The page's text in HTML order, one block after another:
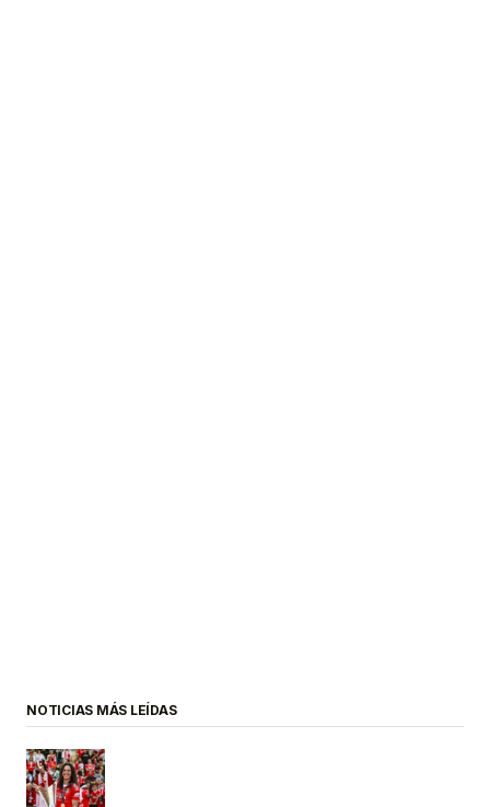
NOTICIAS MÁS LEÍDAS